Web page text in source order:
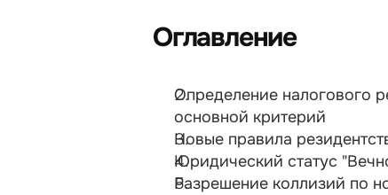
Оглавление
Определение налогового
основной критерий
Новые правила
Юридический статус
Разрешение коллизий по